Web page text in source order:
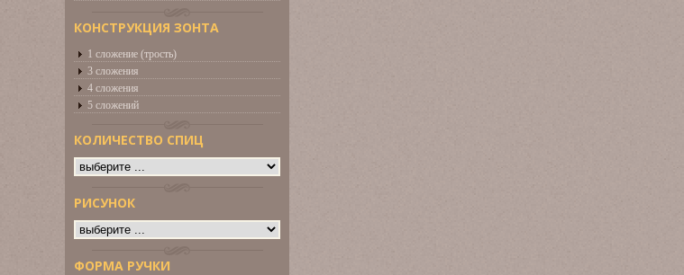
КОНСТРУКЦИЯ ЗОНТА
1 сложение (трость)
3 сложения
4 сложения
5 сложений
КОЛИЧЕСТВО СПИЦ
РИСУНОК
ФОРМА РУЧКИ